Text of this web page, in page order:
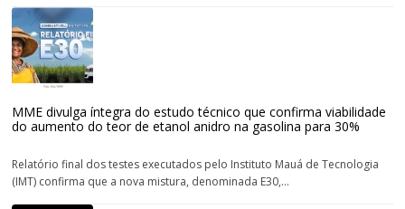
MME divulga íntegra do estudo técnico que confirma viabilidade
do aumento do teor de etanol anidro na gasolina para 30%
Relatório final dos testes executados pelo Instituto Mauá de Tecnologia
(IMT) confirma que a nova mistura, denominada E30,...